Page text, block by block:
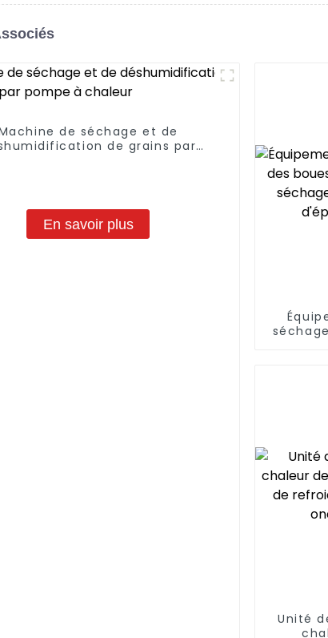
de séchage et de
de grains par
En savoir plus
Unité